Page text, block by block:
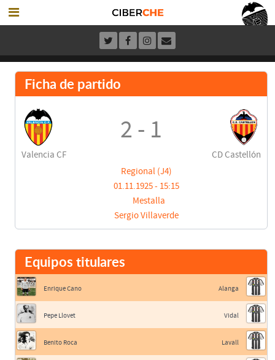
Ficha de partido
Valencia CF
2 - 1
CD Castellón
Regional (J4)
01.11.1925 - 15:15
Mestalla
Sergio Villaverde
Equipos titulares
Enrique Cano
Pepe Llovet
Benito Roca
Alanga
Vidal
Lavall